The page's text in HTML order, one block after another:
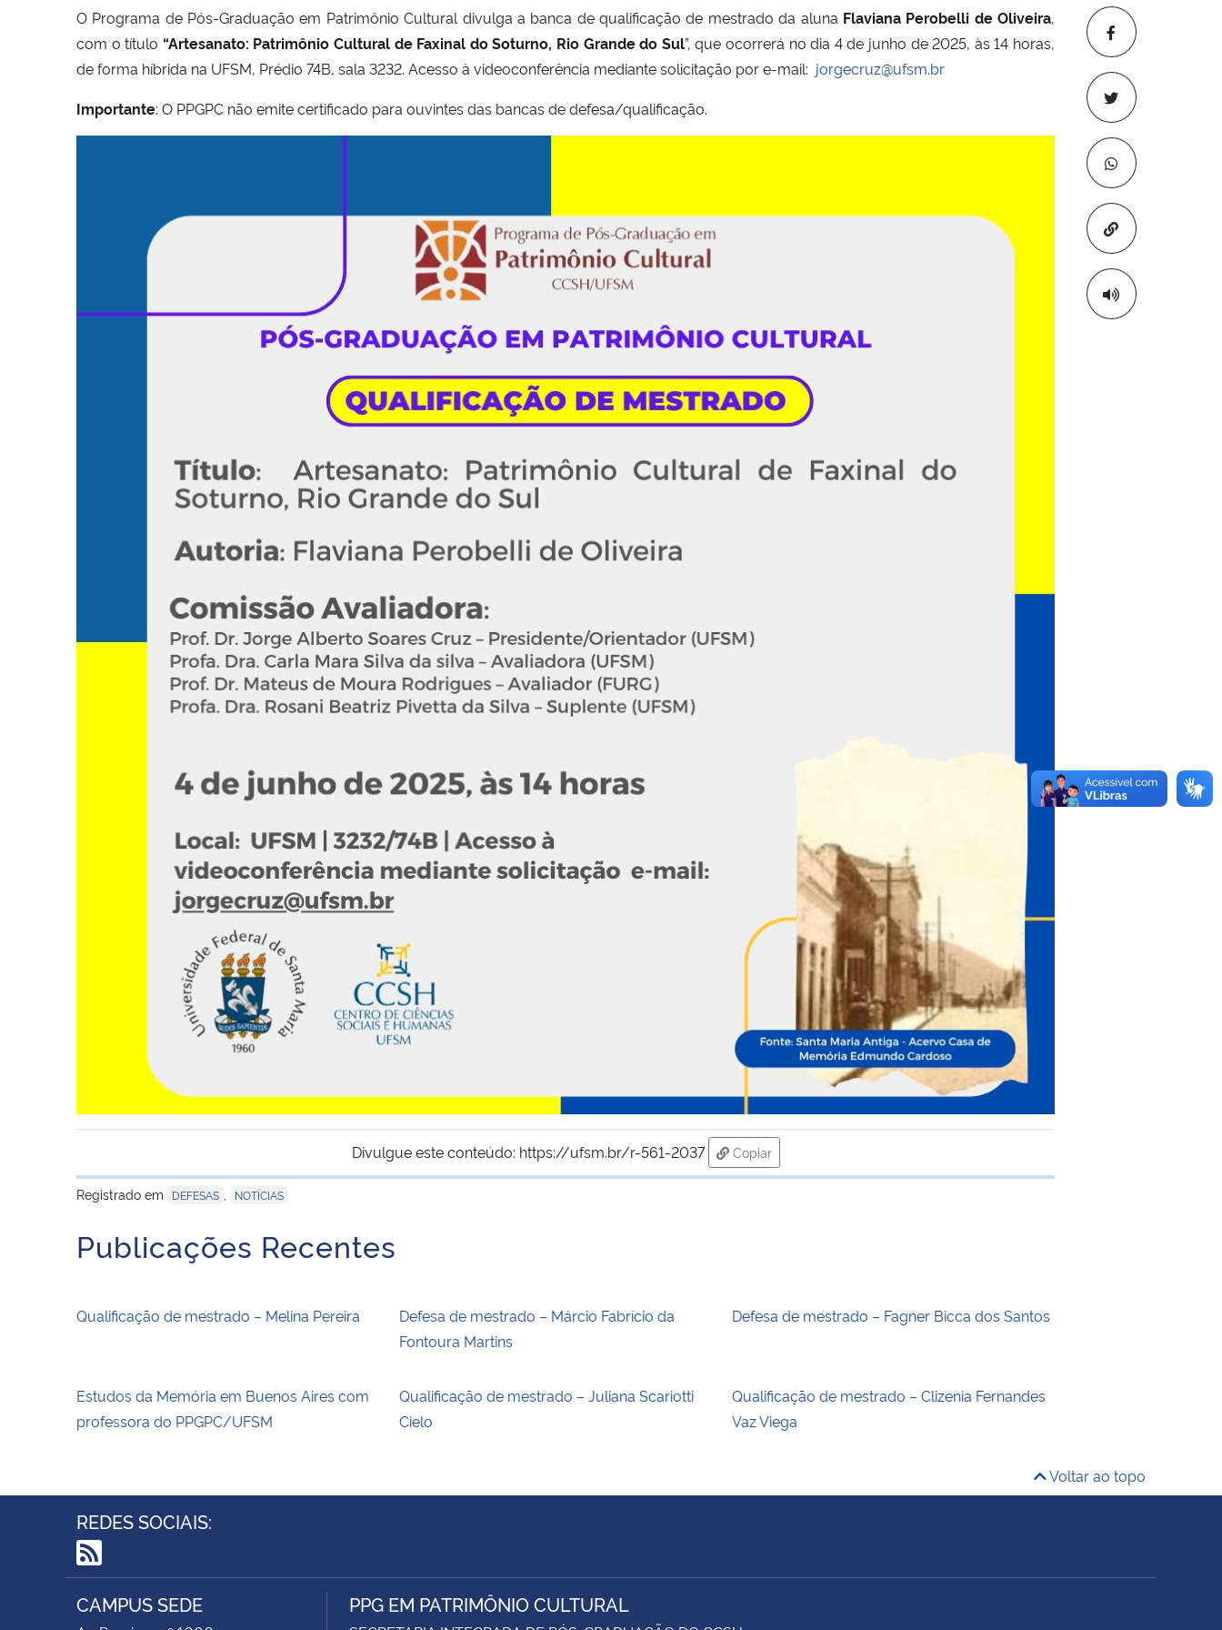
Copiar para
O Programa de Pós-Graduação em Patrimônio Cultural divulga a banca de qualificação de mestrado da aluna Flaviana Perobelli de Oliveira,
com o título “Artesanato: Patrimônio Cultural de Faxinal do Soturno, Rio Grande do Sul”, que ocorrerá no dia 4 de junho de 2025, às 14 horas,
de forma híbrida na UFSM, Prédio 74B, sala 3232. Acesso à videoconferência mediante solicitação por e-mail: jorgecruz@ufsm.br
Importante: O PPGPC não emite certificado para ouvintes das bancas de defesa/qualificação.
Divulgue este conteúdo: https://ufsm.br/r-561-2037
Copiar
para área de transferência
Registrado em
DEFESAS NOTÍCIAS
Publicações Recentes
Qualificação de mestrado – Melina Pereira
Defesa de mestrado – Márcio Fabrício da
Fontoura Martins
Defesa de mestrado – Fagner Bicca dos Santos
Estudos da Memória em Buenos Aires com
professora do PPGPC/UFSM
Qualificação de mestrado – Juliana Scariotti
Cielo
Qualificação de mestrado – Clizenia Fernandes
Vaz Viega
Voltar ao topo
REDES SOCIAIS:
RSS
CAMPUS SEDE PPG EM PATRIMÔNIO CULTURAL